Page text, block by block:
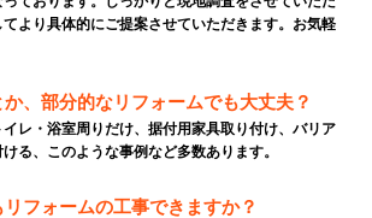
てより具体的にご提案させていただきます。お気軽
、部分的なリフォームでも大丈夫？
イレ・浴室周りだけ、据付用家具取り付け、バリア
る、このような事例など多数あります。
フォームの工事できますか？